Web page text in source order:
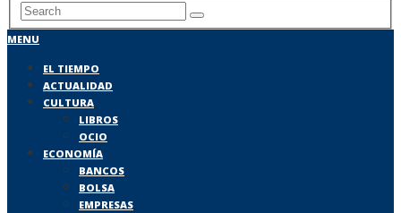
MENU
EL TIEMPO
ACTUALIDAD
CULTURA
LIBROS
OCIO
ECONOMÍA
BANCOS
BOLSA
EMPRESAS